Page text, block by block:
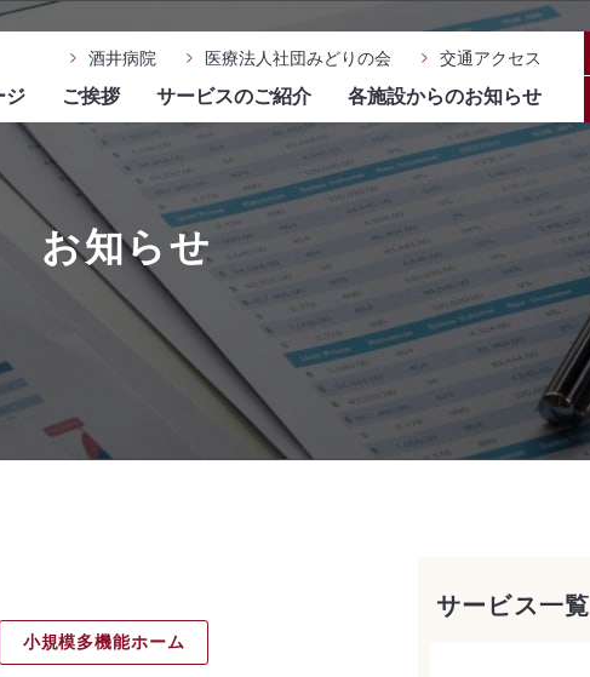
酒井病院 医療法人社団みどりの会 交通アクセス
ジ ご挨拶 サービスのご紹介 各施設からのお知らせ
お知らせ
小規模多機能ホーム
サービス一覧